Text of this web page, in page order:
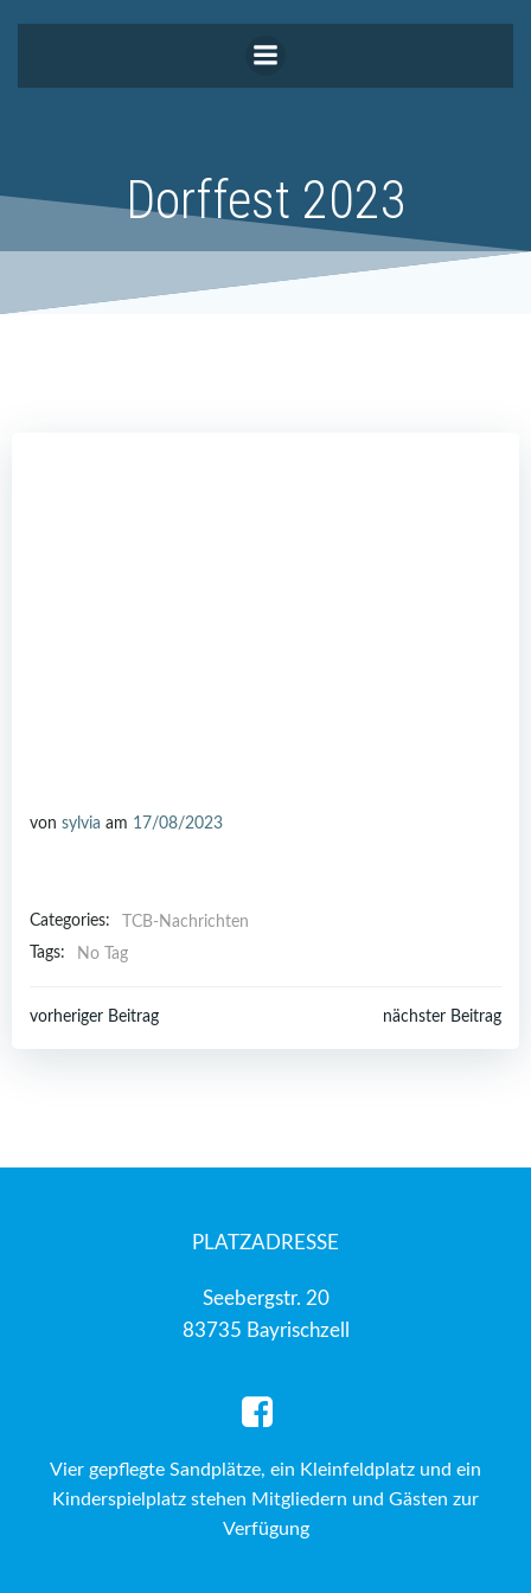
Inhalt
Dorffest 2023
von sylvia am 17/08/2023
Categories:
TCB-Nachrichten
Tags:
No Tag
Post
vorheriger Beitrag nächster Beitrag
PLATZADRESSE
Seebergstr. 20
83735 Bayrischzell
Vier gepflegte Sandplätze, ein Kleinfeldplatz und ein
Kinderspielplatz stehen Mitgliedern und Gästen zur
Verfügung